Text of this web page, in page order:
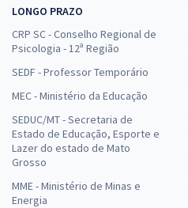
LONGO PRAZO
CRP SC - Conselho Regional de
Psicologia - 12ª Região
SEDF - Professor Temporário
MEC - Ministério da Educação
SEDUC/MT - Secretaria de
Estado de Educação, Esporte e
Lazer do estado de Mato
Grosso
MME - Ministério de Minas e
Energia